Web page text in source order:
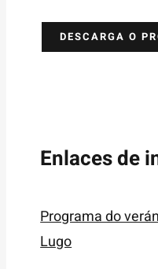
DESCARGA O
Enlaces de
Programa do
Lugo